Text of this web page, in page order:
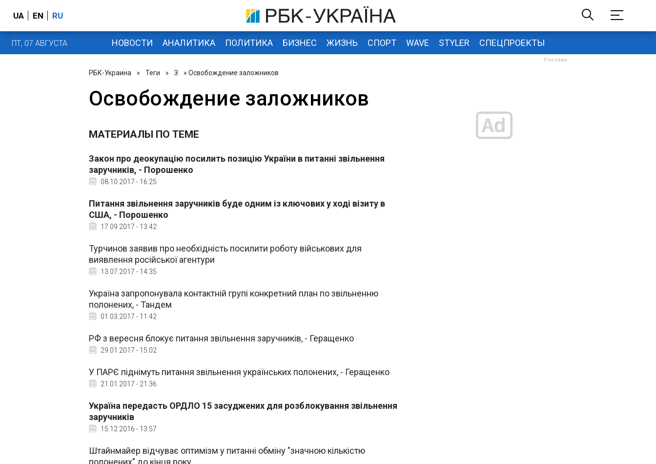
UA EN RU
ПТ, 07 АВГУСТА НОВОСТИ АНАЛИТИКА ПОЛИТИКА БИЗНЕС ЖИЗНЬ СПОРТ WAVE STYLER СПЕЦПРОЕКТЫ
РБК-Украина » Теги » З » Освобождение заложников
Освобождение заложников
МАТЕРИАЛЫ ПО ТЕМЕ
Закон про деокупацію посилить позицію України в питанні звільнення
заручників, - Порошенко
08.10.2017 - 16:25
Питання звільнення заручників буде одним із ключових у ході візиту в
США, - Порошенко
17.09.2017 - 13:42
Турчинов заявив про необхідність посилити роботу військових для
виявлення російської агентури
13.07.2017 - 14:35
Україна запропонувала контактній групі конкретний план по звільненню
полонених, - Тандем
01.03.2017 - 11:42
РФ з вересня блокує питання звільнення заручників, - Геращенко
29.01.2017 - 15:02
У ПАРЄ піднімуть питання звільнення українських полонених, - Геращенко
21.01.2017 - 21:36
Україна передасть ОРДЛО 15 засуджених для розблокування звільнення
заручників
15.12.2016 - 13:57
Штайнмайер відчуває оптимізм у питанні обміну "значною кількістю
полонених" до кінця року